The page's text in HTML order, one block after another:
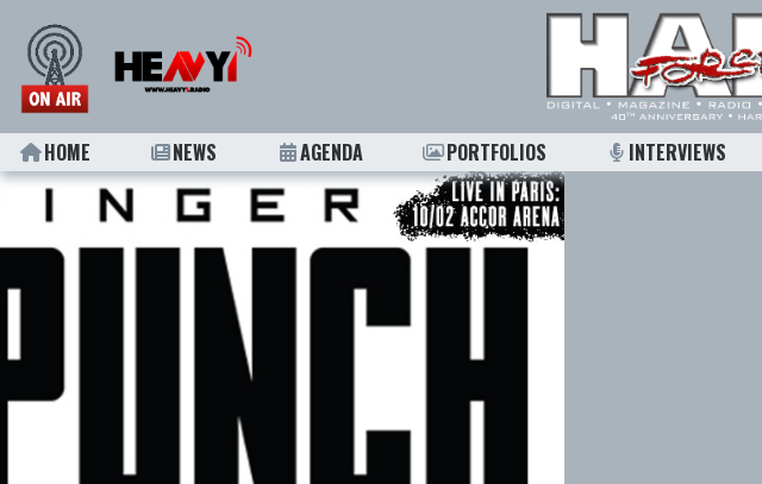
HOME NEWS AGENDA PORTFOLIOS INTERVIEWS